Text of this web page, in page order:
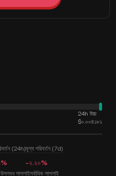
24h উচ্চ
$০.০০৪১৮১
(24h)মূল্য পরিবর্তন (7d)
-২.২০%
উপলব্ধ সাপ্লাইসর্বাধিক সাপ্লাই